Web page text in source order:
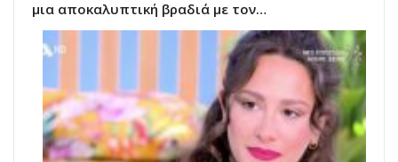
μια αποκαλυπτική βραδιά με τον…